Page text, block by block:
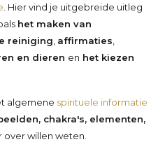
. Hier vind je uitgebreide uitleg
het maken van
reiniging affirmaties
en dieren en het kiezen
algemene spirituele informatie
chakra's, elementen,
willen weten.